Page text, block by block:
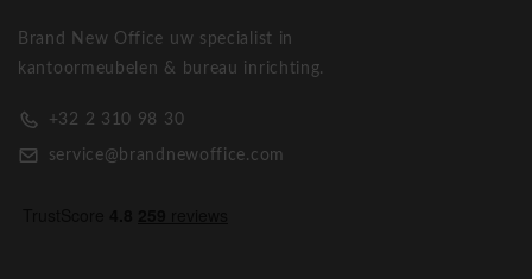
Brand New Office uw specialist in
kantoormeubelen & bureau inrichting.
+32 2 310 98 30
service@brandnewoffice.com